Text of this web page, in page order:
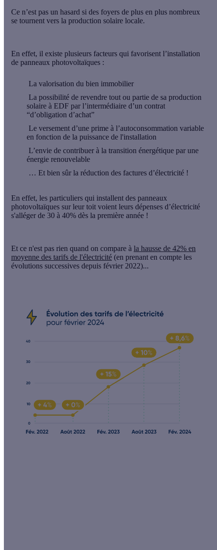
Ce n’est pas un hasard si des foyers de plus en plus nombreux
se tournent vers la production solaire locale.
En effet, il existe plusieurs facteurs qui favorisent l’installation
de panneaux photovoltaïques :
La valorisation du bien immobilier
La possibilité de revendre tout ou partie de sa production
solaire à EDF par l’intermédiaire d’un contrat
“d’obligation d’achat”
Le versement d’une prime à l’autoconsommation variable
en fonction de la puissance de l'installation
L’envie de contribuer à la transition énergétique par une
énergie renouvelable
… Et bien sûr la réduction des factures d’électricité !
En effet, les particuliers qui installent des panneaux
photovoltaïques sur leur toit voient leurs dépenses d’électricité
s'alléger de 30 à 40% dès la première année !
Et ce n'est pas rien quand on compare à la hausse de 42% en
moyenne des tarifs de l'électricité (en prenant en compte les
évolutions successives depuis février 2022)...